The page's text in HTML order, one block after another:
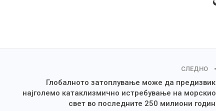
СЛЕДНО
Глобалното затоплување може да
најголемо катаклизмично истребување на
свет во последните 250 милиони